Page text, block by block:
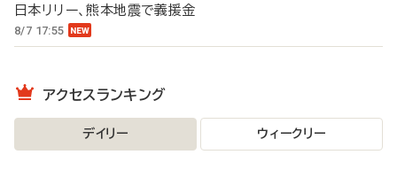
日本リリー、熊本地震で義援金
8/7 17:55
アクセスランキング
デイリー ウィークリー